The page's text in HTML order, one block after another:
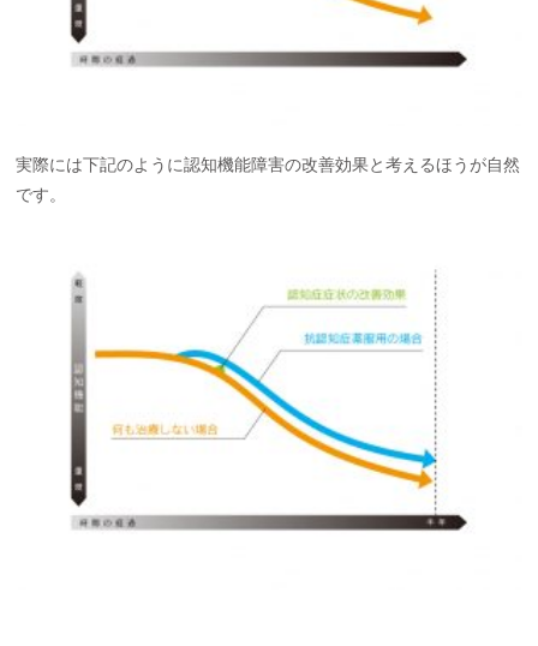
実際には下記のように認知機能障害の改善効果と考えるほうが自然
です。